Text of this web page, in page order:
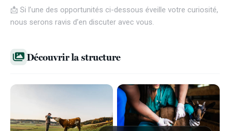
📩 Si l’une des opportunités ci-dessous éveille votre curiosité,
nous serons ravis d’en discuter avec vous.
Découvrir la structure